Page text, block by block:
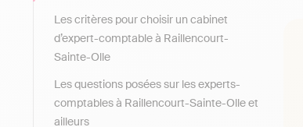
Les critères pour choisir un cabinet
d’expert-comptable à Raillencourt-
Sainte-Olle
Les questions posées sur les experts-
comptables à Raillencourt-Sainte-Olle et
ailleurs